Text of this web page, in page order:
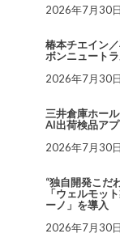
2026年7月30日
椿本チエイン
ボンニュート
2026年7月30日
三井倉庫ホー
AI出荷検品ア
2026年7月30日
“独自開発こだ
「ウェルモッ
ーノ」を導入
2026年7月30日